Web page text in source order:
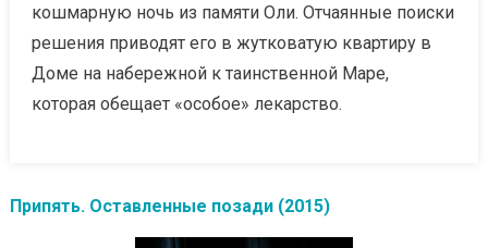
кошмарную ночь из памяти Оли. Отчаянные поиски
решения приводят его в жутковатую квартиру в
Доме на набережной к таинственной Маре,
которая обещает «особое» лекарство.
Припять. Оставленные позади (2015)